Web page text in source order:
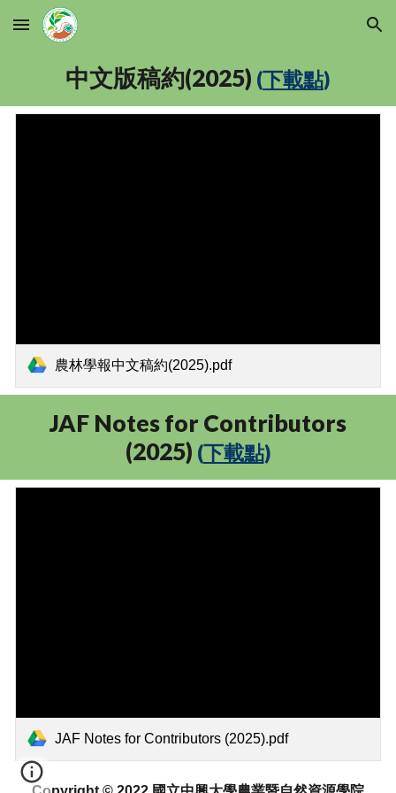
Skip to main content Skip to navigation
中文版稿約(2025) (下載點)
農林學報中文稿約(2025).pdf
JAF Notes for Contributors
(2025) (下載點)
JAF Notes for Contributors (2025).pdf